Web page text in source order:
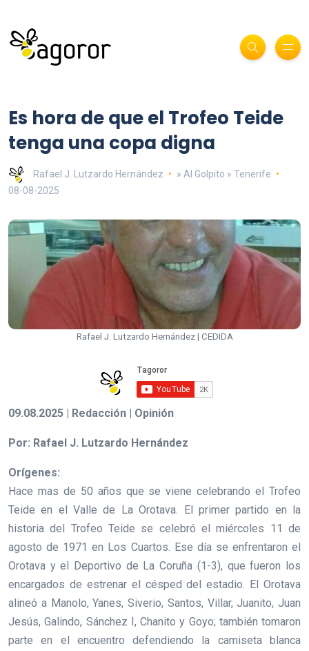
Es hora de que el Trofeo Teide
tenga una copa digna
Rafael J. Lutzardo Hernández
» Al Golpito » Tenerife
08-08-2025
Rafael J. Lutzardo Hernández | CEDIDA
09.08.2025 | Redacción | Opinión
Por: Rafael J. Lutzardo Hernández
Orígenes:
Hace mas de 50 años que se viene celebrando el Trofeo
Teide en el Valle de La Orotava. El primer partido en la
historia del Trofeo Teide se celebró el miércoles 11 de
agosto de 1971 en Los Cuartos. Ese día se enfrentaron el
Orotava y el Deportivo de La Coruña (1-3), que fueron los
encargados de estrenar el césped del estadio. El Orotava
alineó a Manolo, Yanes, Siverio, Santos, Villar, Juanito, Juan
Jesús, Galindo, Sánchez I, Chanito y Goyo; también tomaron
parte en el encuentro defendiendo la camiseta blanca